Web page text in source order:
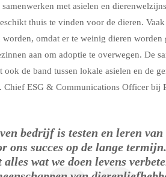
met asielen en
thuis te vinden voor de dieren.
omdat er te weinig dieren
aan om adoptie te overwegen. De
de band tussen lokale asielen en de
Chief ESG & Communications Officer bij
bedrijf is testen en leren
ons succes op de lange
alles wat we doen levens